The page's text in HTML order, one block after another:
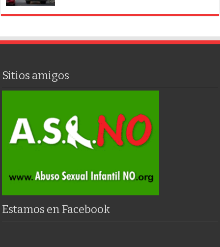
Sitios amigos
Estamos en Facebook